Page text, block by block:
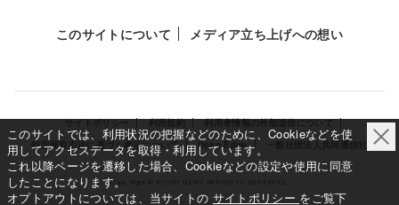
このサイトについて メディア立ち上げへの想い
サイトポリシー 利用規約
利用者情報の外部送信について
特定商取引法に基づく表示について
Deep Edge 一般社団法人共同通信社
Copy Right © KYODO NEWS All RIGHTS RESERVED.
このサイトでは、利用状況の把握などのために、Cookieなどを使
用してアクセスデータを取得・利用しています。
これ以降ページを遷移した場合、Cookieなどの設定や使用に同意
したことになります。
オプトアウトについては、当サイトの サイトポリシー をご覧下